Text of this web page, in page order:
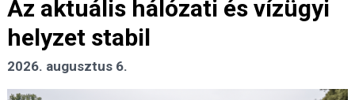
Az aktuális hálózati és vízügyi
helyzet stabil
2026. augusztus 6.